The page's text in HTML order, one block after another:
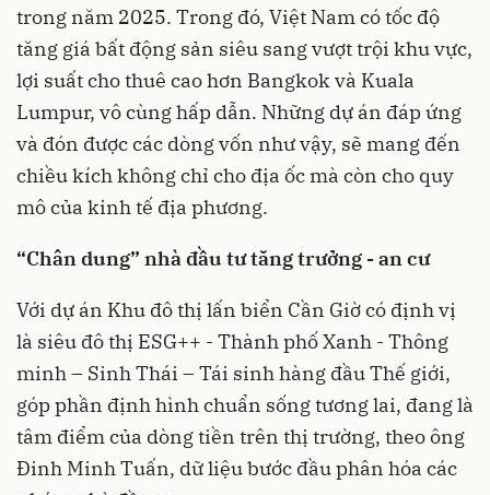
trong năm 2025. Trong đó, Việt Nam có tốc độ
tăng giá bất động sản siêu sang vượt trội khu vực,
lợi suất cho thuê cao hơn Bangkok và Kuala
Lumpur, vô cùng hấp dẫn. Những dự án đáp ứng
và đón được các dòng vốn như vậy, sẽ mang đến
chiều kích không chỉ cho địa ốc mà còn cho quy
mô của kinh tế địa phương.
“Chân dung” nhà đầu tư tăng trưởng - an cư
Với dự án Khu đô thị lấn biển Cần Giờ có định vị
là siêu đô thị ESG++ - Thành phố Xanh - Thông
minh – Sinh Thái – Tái sinh hàng đầu Thế giới,
góp phần định hình chuẩn sống tương lai, đang là
tâm điểm của dòng tiền trên thị trường, theo ông
Đinh Minh Tuấn, dữ liệu bước đầu phân hóa các